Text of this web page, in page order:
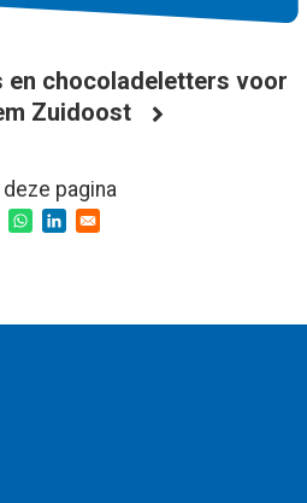
en chocoladeletters voor
Zuidoost
deze pagina